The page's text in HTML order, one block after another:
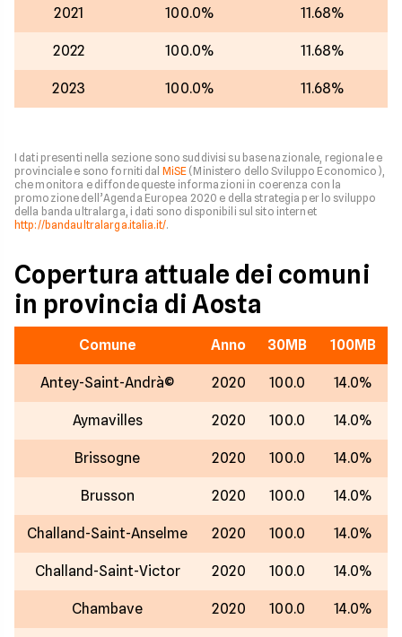
2021 100.0% 11.68%
2022 100.0% 11.68%
2023 100.0% 11.68%
I dati presenti nella sezione sono suddivisi su base nazionale, regionale e
provinciale e sono forniti dal MiSE (Ministero dello Sviluppo Economico),
che monitora e diffonde queste informazioni in coerenza con la
promozione dell’Agenda Europea 2020 e della strategia per lo sviluppo
della banda ultralarga, i dati sono disponibili sul sito internet
http://bandaultralarga.italia.it/.
Copertura attuale dei comuni
in provincia di Aosta
Comune Anno 30MB 100MB
Antey-Saint-Andrà© 2020 100.0 14.0%
Aymavilles 2020 100.0 14.0%
Brissogne 2020 100.0 14.0%
Brusson 2020 100.0 14.0%
Challand-Saint-Anselme 2020 100.0 14.0%
Challand-Saint-Victor 2020 100.0 14.0%
Chambave 2020 100.0 14.0%